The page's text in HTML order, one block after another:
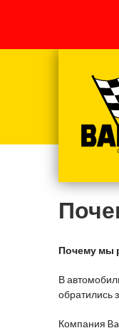
Почему мы
В
обратились
Компания